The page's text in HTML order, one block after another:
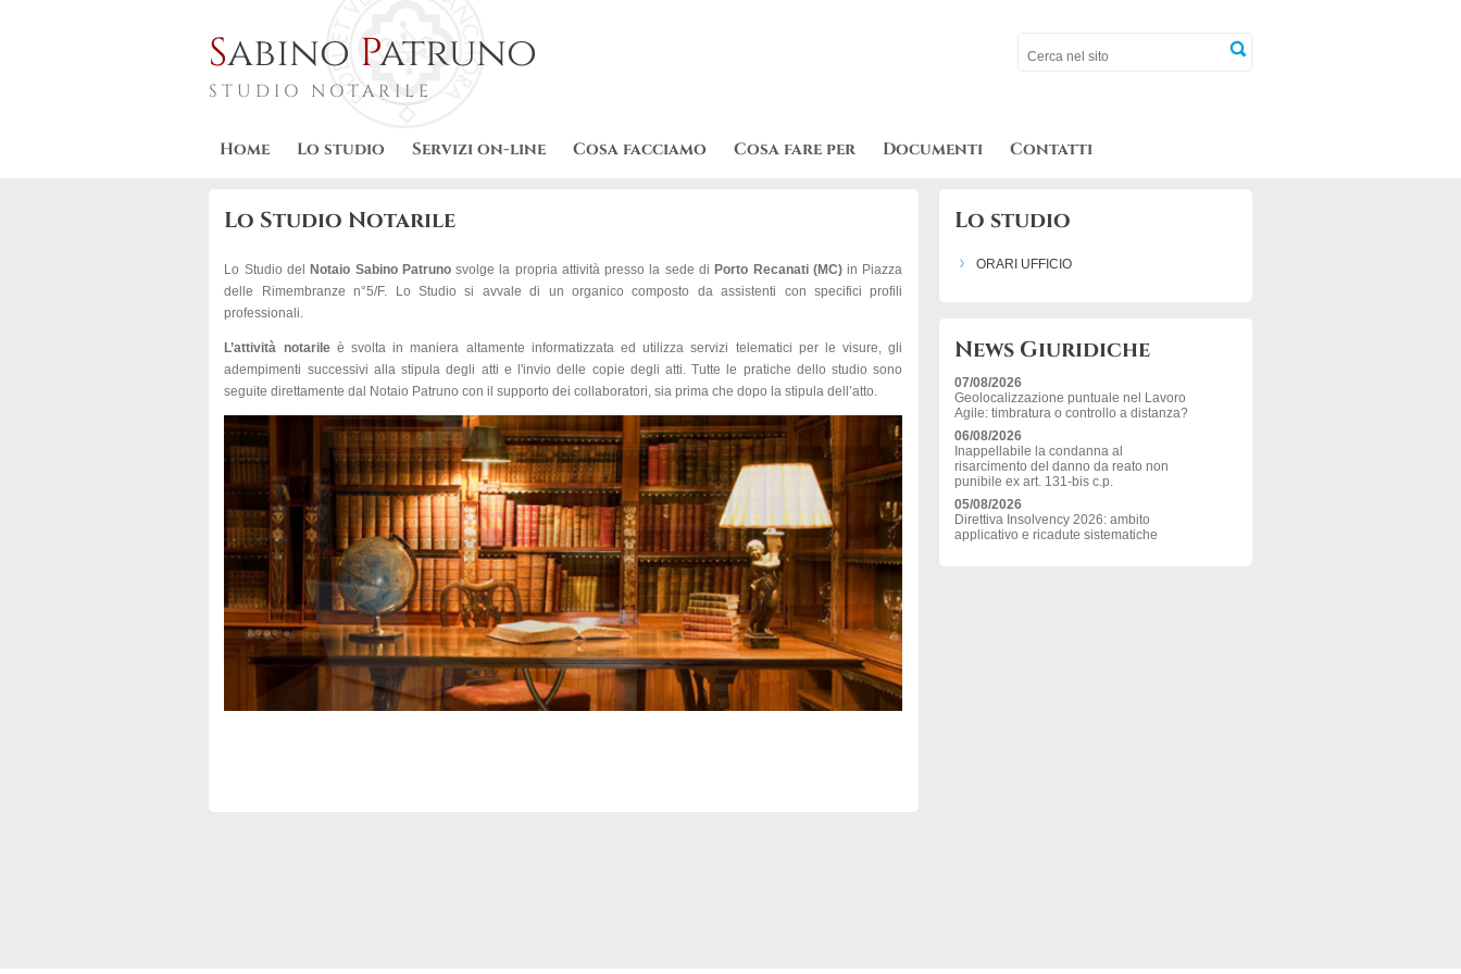
Sabino Patruno
STUDIO NOTARILE
Home Lo studio Servizi on-line Cosa facciamo Cosa fare per Documenti Contatti
Lo Studio Notarile
Lo Studio del Notaio Sabino Patrunosvolge la propria attività presso la sede di Porto Recanati (MC)in Piazza
delle Rimembranze n°5/F. Lo Studio si avvale di un organico composto da assistenti con specifici profili
professionali.
L’attività notarileè svolta in maniera altamente informatizzata ed utilizza servizi telematici per le visure, gli
adempimenti successivi alla stipula degli atti e l'invio delle copie degli atti. Tutte le pratiche dello studio sono
seguite direttamente dal Notaio Patruno con il supporto dei collaboratori, sia prima che dopo la stipula dell’atto.
Lo studio
ORARI UFFICIO
News Giuridiche
07/08/2026
Geolocalizzazione puntuale nel Lavoro
Agile: timbratura o controllo a distanza?
06/08/2026
Inappellabile la condanna al
risarcimento del danno da reato non
punibile ex art. 131-bis c.p.
05/08/2026
Direttiva Insolvency 2026: ambito
applicativo e ricadute sistematiche